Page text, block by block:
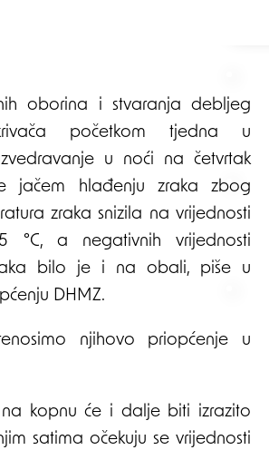
početkom tjedna u
u noći na četvrtak
jačem hlađenju zraka zbog
zraka snizila na vrijednosti
°C, a negativnih vrijednosti
bilo je i na obali, piše u
DHMZ.
njihovo priopćenje u
kopnu će i dalje biti izrazito
satima očekuju se vrijednosti